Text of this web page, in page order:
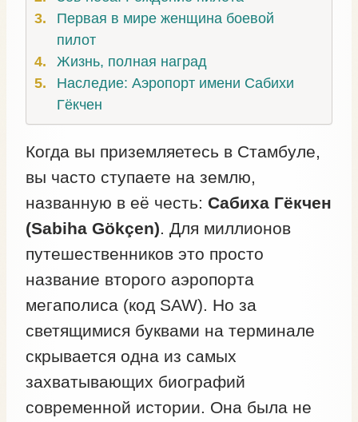
Первая в мире женщина боевой
пилот
Жизнь, полная наград
Наследие: Аэропорт имени Сабихи
Гёкчен
Когда вы приземляетесь в Стамбуле,
вы часто ступаете на землю,
названную в её честь: Сабиха Гёкчен
(Sabiha Gökçen). Для миллионов
путешественников это просто
название второго аэропорта
мегаполиса (код SAW). Но за
светящимися буквами на терминале
скрывается одна из самых
захватывающих биографий
современной истории. Она была не